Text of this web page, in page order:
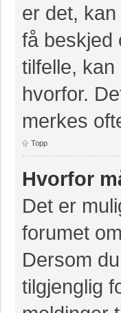
er det,
få beskjed
tilfelle,
hvorfor.
merkes
Topp
Hvorfor
Det er
forumet
Dersom
tilgjenglig